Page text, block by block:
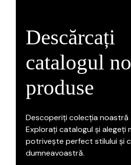
Descărcați
catalogul
produse
Descoperiți colecția noastră
Explorați catalogul și alegeți
potrivește perfect stilului și
dumneavoastră.